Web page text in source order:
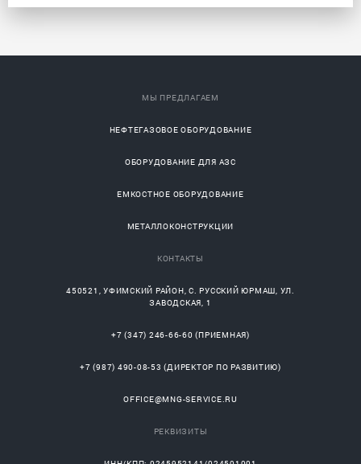
МЫ ПРЕДЛАГАЕМ
НЕФТЕГАЗОВОЕ ОБОРУДОВАНИЕ
ОБОРУДОВАНИЕ ДЛЯ АЗС
ЕМКОСТНОЕ ОБОРУДОВАНИЕ
МЕТАЛЛОКОНСТРУКЦИИ
КОНТАКТЫ
450521 ,УФИМСКИЙ РАЙОН, С.РУССКИЙ ЮРМАШ, УЛ.
ЗАВОДСКАЯ, 1
+7 (347) 246-66-60 (ПРИЕМНАЯ)
+7 (987) 490-08-53 (ДИРЕКТОР ПО РАЗВИТИЮ)
OFFICE@MNG-SERVICE.RU
РЕКВИЗИТЫ